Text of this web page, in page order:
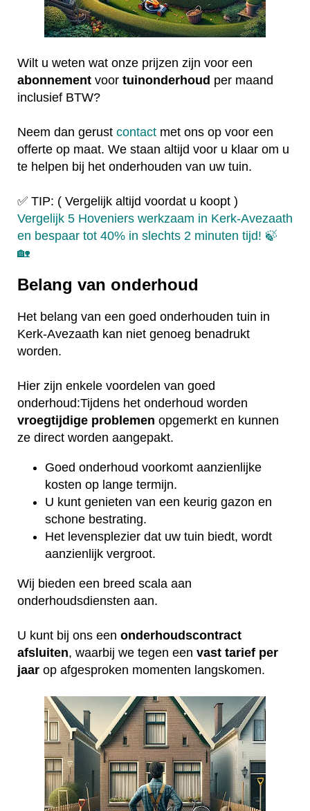
Wilt u weten wat onze prijzen zijn voor een
abonnement voor tuinonderhoud per maand
inclusief BTW?
Neem dan gerust contact met ons op voor een
offerte op maat. We staan altijd voor u klaar om u
te helpen bij het onderhouden van uw tuin.
✅ TIP: ( Vergelijk altijd voordat u koopt )
Vergelijk 5 Hoveniers werkzaam in Kerk-Avezaath
en bespaar tot 40% in slechts 2 minuten tijd! 🍃
🏡
Belang van onderhoud
Het belang van een goed onderhouden tuin in
Kerk-Avezaath kan niet genoeg benadrukt
worden.
Hier zijn enkele voordelen van goed
onderhoud:Tijdens het onderhoud worden
vroegtijdige problemen opgemerkt en kunnen
ze direct worden aangepakt.
Goed onderhoud voorkomt aanzienlijke
kosten op lange termijn.
U kunt genieten van een keurig gazon en
schone bestrating.
Het levensplezier dat uw tuin biedt, wordt
aanzienlijk vergroot.
Wij bieden een breed scala aan
onderhoudsdiensten aan.
U kunt bij ons een onderhoudscontract
afsluiten, waarbij we tegen een vast tarief per
jaar op afgesproken momenten langskomen.